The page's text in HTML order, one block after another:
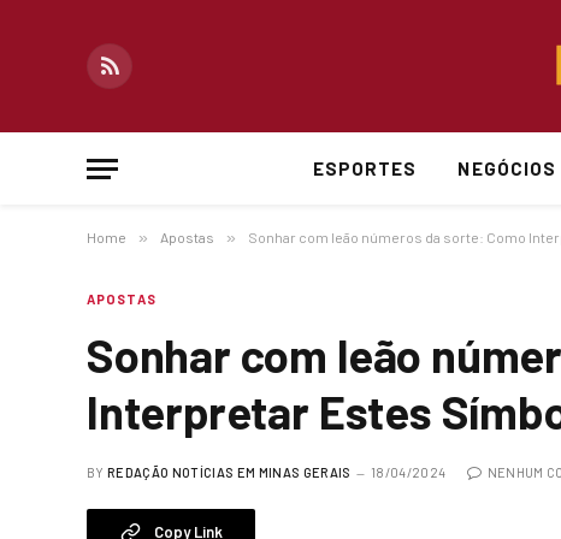
RSS
ESPORTES NEGÓCIOS
Home » Apostas » Sonhar com leão números da sorte: Como
APOSTAS
Sonhar com leão
Interpretar Estes
BY REDAÇÃO NOTÍCIAS EM MINAS GERAIS 18/04/2024 NENHUM
Copy Link